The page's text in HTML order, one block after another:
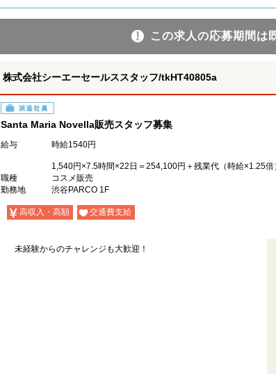
この求人の応募期間は
株式会社シーエーセールススタッフ/tkHT40805a
派遣社員
Santa Maria Novella販売スタッフ募集
給与 時給1540円
1,540円×7.5時間×22日＝254,100円＋残業代（時給×1.25倍
職種
コスメ販売
勤務地
渋谷PARCO 1F
高収入・高額 交通費支給
未経験からのチャレンジも大歓迎！